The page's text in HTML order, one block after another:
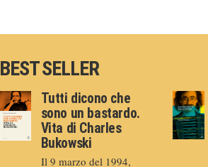
BEST SELLER
Tutti dicono che
sono un bastardo.
Vita di Charles
Bukowski
Il 9 marzo del 1994,